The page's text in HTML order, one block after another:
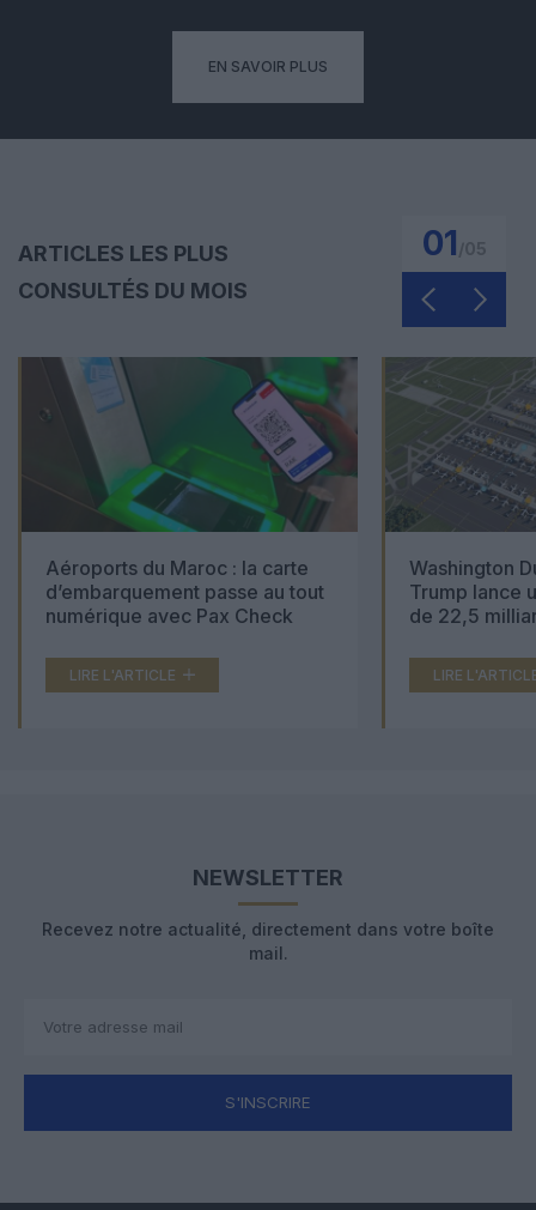
EN SAVOIR PLUS
ARTICLES LES PLUS
CONSULTÉS DU MOIS
01
Aéroports du Maroc : la carte
d’embarquement passe au tout
numérique avec Pax Check
LIRE L'ARTICLE
Washington
Trump lance
de 22,5
LIRE
NEWSLETTER
Recevez notre actualité, directement dans votre boîte
mail.
S'INSCRIRE